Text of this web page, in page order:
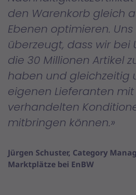
den Warenkorb gleich
Ebenen optimieren.
überzeugt, dass wir bei
die 30 Millionen Artikel
haben und gleichzeitig
eigenen Lieferanten
verhandelten
mitbringen können.
Jürgen Schuster, Category
Marktplätze bei EnBW